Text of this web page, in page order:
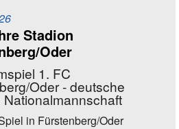
Stadion
Oder
1. FC
Oder - deutsche
Nationalmannschaft
in Fürstenberg/Oder